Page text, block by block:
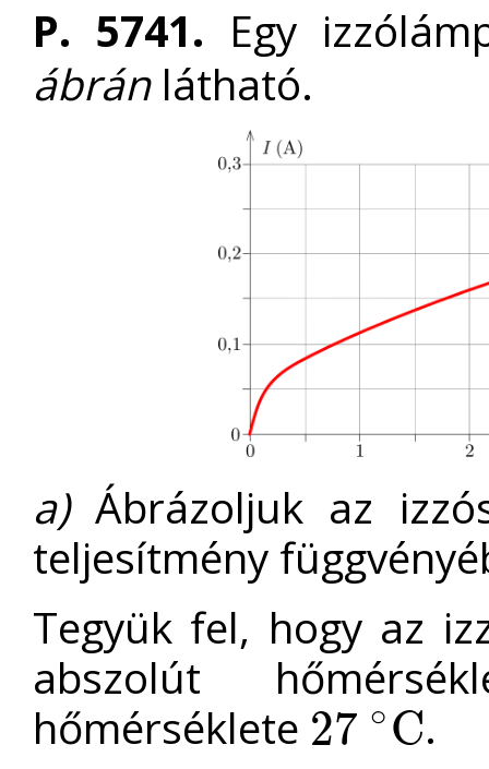
P. 5741. Egy
ábránlátható.
a)Ábrázoljuk az
teljesítmény
Tegyük fel, hogy az
abszolút
hőmérséklete 27 ∘C
27 ∘
.